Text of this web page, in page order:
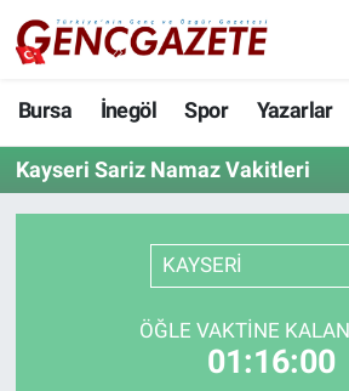
Bursa İnegöl Spor Yazarlar
Kayseri Sariz Namaz Vakitleri
KAYSERİ
ÖĞLE VAKTINE
01:15:59
Bursa
İnegöl
3.SAYFA
Nöbetçi Eczaneler
Hava Durumu
Trafik Durumu
Süper Lig Puan Durumu ve
Tüm Manşetler